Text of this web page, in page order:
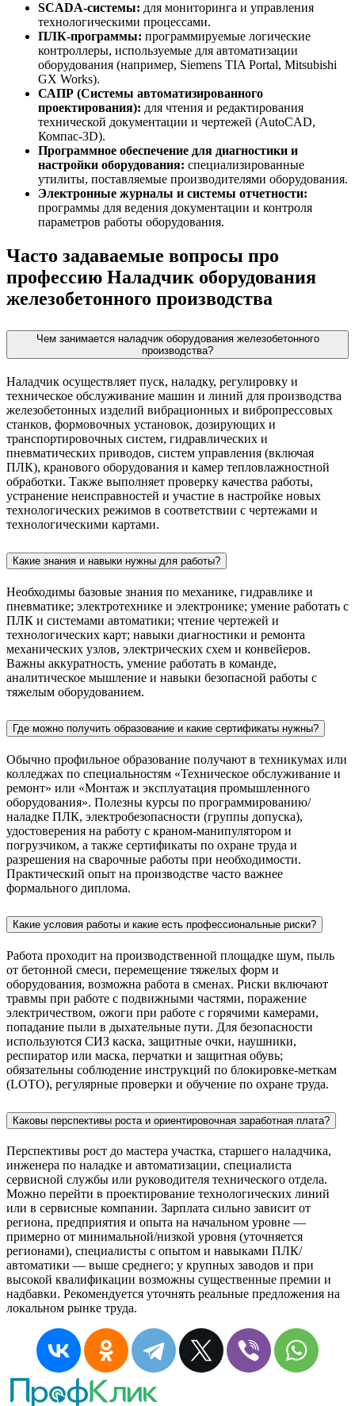
SCADA-системы: для мониторинга и управления
технологическими процессами.
ПЛК-программы: программируемые логические
контроллеры, используемые для автоматизации
оборудования (например, Siemens TIA Portal, Mitsubishi
GX Works).
САПР (Системы автоматизированного
проектирования): для чтения и редактирования
технической документации и чертежей (AutoCAD,
Компас-3D).
Программное обеспечение для диагностики и
настройки оборудования: специализированные
утилиты, поставляемые производителями оборудования.
Электронные журналы и системы отчетности:
программы для ведения документации и контроля
параметров работы оборудования.
Часто задаваемые вопросы про
профессию Наладчик оборудования
железобетонного производства
Чем занимается наладчик оборудования железобетонного
производства?
Наладчик осуществляет пуск, наладку, регулировку и
техническое обслуживание машин и линий для производства
железобетонных изделий вибрационных и вибропрессовых
станков, формовочных установок, дозирующих и
транспортировочных систем, гидравлических и
пневматических приводов, систем управления (включая
ПЛК), кранового оборудования и камер тепловлажностной
обработки. Также выполняет проверку качества работы,
устранение неисправностей и участие в настройке новых
технологических режимов в соответствии с чертежами и
технологическими картами.
Какие знания и навыки нужны для работы?
Необходимы базовые знания по механике, гидравлике и
пневматике; электротехнике и электронике; умение работать с
ПЛК и системами автоматики; чтение чертежей и
технологических карт; навыки диагностики и ремонта
механических узлов, электрических схем и конвейеров.
Важны аккуратность, умение работать в команде,
аналитическое мышление и навыки безопасной работы с
тяжелым оборудованием.
Где можно получить образование и какие сертификаты нужны?
Обычно профильное образование получают в техникумах или
колледжах по специальностям «Техническое обслуживание и
ремонт» или «Монтаж и эксплуатация промышленного
оборудования». Полезны курсы по программированию/
наладке ПЛК, электробезопасности (группы допуска),
удостоверения на работу с краном-манипулятором и
погрузчиком, а также сертификаты по охране труда и
разрешения на сварочные работы при необходимости.
Практический опыт на производстве часто важнее
формального диплома.
Какие условия работы и какие есть профессиональные риски?
Работа проходит на производственной площадке шум, пыль
от бетонной смеси, перемещение тяжелых форм и
оборудования, возможна работа в сменах. Риски включают
травмы при работе с подвижными частями, поражение
электричеством, ожоги при работе с горячими камерами,
попадание пыли в дыхательные пути. Для безопасности
используются СИЗ каска, защитные очки, наушники,
респиратор или маска, перчатки и защитная обувь;
обязательны соблюдение инструкций по блокировке-меткам
(LOTO), регулярные проверки и обучение по охране труда.
Каковы перспективы роста и ориентировочная заработная плата?
Перспективы рост до мастера участка, старшего наладчика,
инженера по наладке и автоматизации, специалиста
сервисной службы или руководителя технического отдела.
Можно перейти в проектирование технологических линий
или в сервисные компании. Зарплата сильно зависит от
региона, предприятия и опыта на начальном уровне —
примерно от минимальной/низкой уровня (уточняется
регионами), специалисты с опытом и навыками ПЛК/
автоматики — выше среднего; у крупных заводов и при
высокой квалификации возможны существенные премии и
надбавки. Рекомендуется уточнять реальные предложения на
локальном рынке труда.